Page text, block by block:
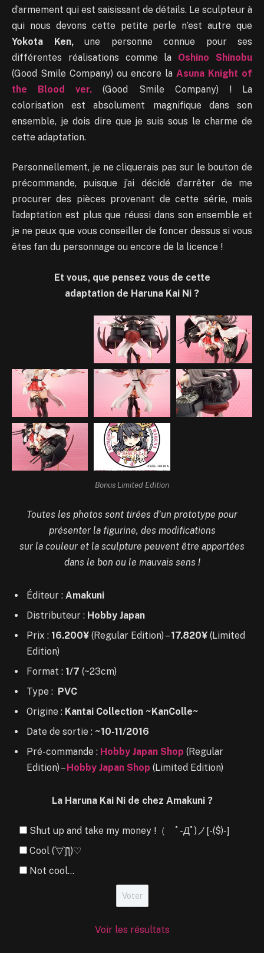
d’armement qui est saisissant de détails. Le sculpteur à
qui nous devons cette petite perle n’est autre que
Yokota Ken, une personne connue pour ses
différentes réalisations comme la Oshino Shinobu
(Good Smile Company) ou encore la Asuna Knight of
the Blood ver. (Good Smile Company) ! La
colorisation est absolument magnifique dans son
ensemble, je dois dire que je suis sous le charme de
cette adaptation.
Personnellement, je ne cliquerais pas sur le bouton de
précommande, puisque j’ai décidé d’arrêter de me
procurer des pièces provenant de cette série, mais
l’adaptation est plus que réussi dans son ensemble et
je ne peux que vous conseiller de foncer dessus si vous
êtes fan du personnage ou encore de la licence !
Et vous, que pensez vous de cette
adaptation de Haruna Kai Ni ?
Bonus Limited Edition
Toutes les photos sont tirées d’un prototype pour
présenter la figurine, des modifications
sur la couleur et la sculpture peuvent être apportées
dans le bon ou le mauvais sens !
Éditeur : Amakuni
Distributeur : Hobby Japan
Prix : 16.200¥ (Regular Edition) –17.820¥ (Limited
Edition)
Format : 1/7 (~23cm)
Type : PVC
Origine : Kantai Collection ~KanColle~
Date de sortie : ~10-11/2016
Pré-commande : Hobby Japan Shop (Regular
Edition) –Hobby Japan Shop (Limited Edition)
La Haruna Kai Ni de chez Amakuni ?
Shut up and take my money !（ ﾟ-Дﾟ)ノ[-($)-]
Cool (´▽`ʃƪ)♡
Not cool...
Voir les résultats